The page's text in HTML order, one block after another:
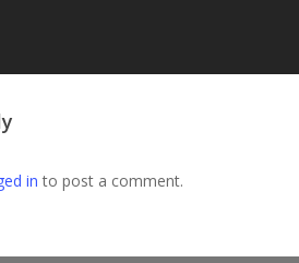
in to post a comment.